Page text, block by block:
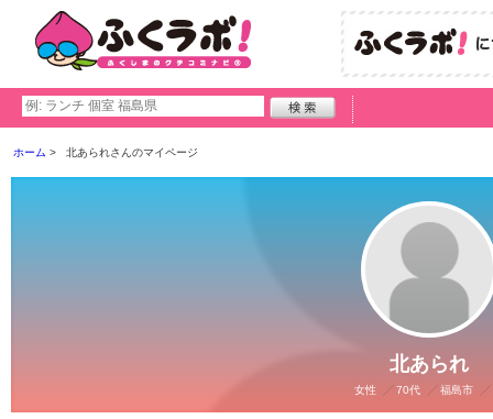
ホーム 北あられさんのマイページ
北あられ
女性 70代 福島市